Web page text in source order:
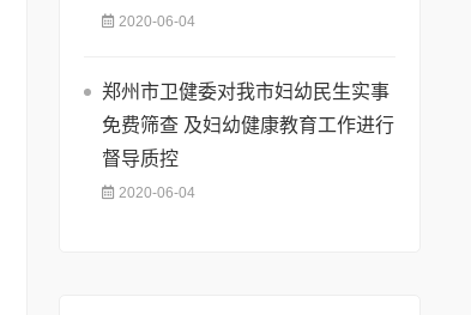
2020-06-04
郑州市卫健委对我市妇幼民生实事
免费筛查 及妇幼健康教育工作进行
督导质控
2020-06-04